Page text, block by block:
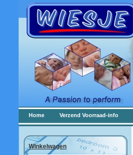
Home Verzend Voorraad-info
Winkelwagen